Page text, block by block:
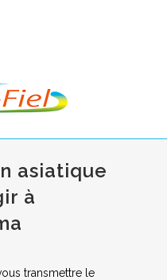
asiatique
à
transmettre le